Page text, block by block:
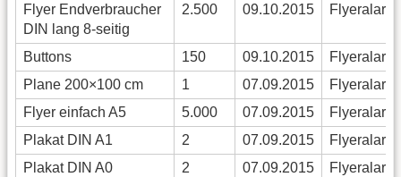
Flyer Endverbraucher
DIN lang 8-seitig
2.500 09.10.2015 Flyeralarm
Buttons 150 09.10.2015
Flyeralarm
Plane 200×100 cm
1 07.09.2015
Flyeralarm
Flyer einfach A5
5.000 07.09.2015
Flyeralarm
Plakat DIN A1
2 07.09.2015
Flyeralarm
Plakat DIN A0
2 07.09.2015
Flyeralarm